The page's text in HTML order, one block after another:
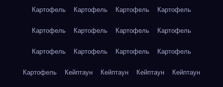
Картофель Картофель Картофель Картофель
Картофель Картофель Картофель Картофель
Картофель Картофель Картофель Картофель
Картофель Кейптаун Кейптаун Кейптаун Кейптаун